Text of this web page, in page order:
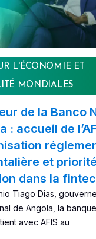
L'ÉCONOMIE ET
MONDIALES
de la Banco
: accueil de
et
dans la
Tiago Dias,
de Angola, la
avec AFIS au